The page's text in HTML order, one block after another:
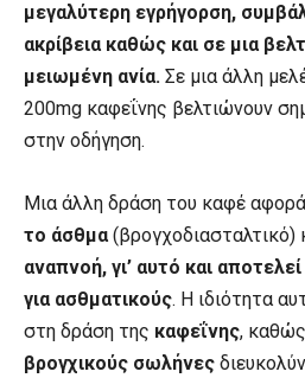
μεγαλύτερη εγρήγορση,
ακρίβεια καθώς και σε μια
μειωμένη ανία. Σε μια άλλη
200mg καφεΐνης βελτιώνουν
στην οδήγηση.
Μια άλλη δράση του καφέ
το άσθμα
αναπνοή, γι’ αυτό και
για ασθματικούς. Η ιδιότητα
στη δράση της καφεΐνης, καθώς
βρογχικούς σωλήνες